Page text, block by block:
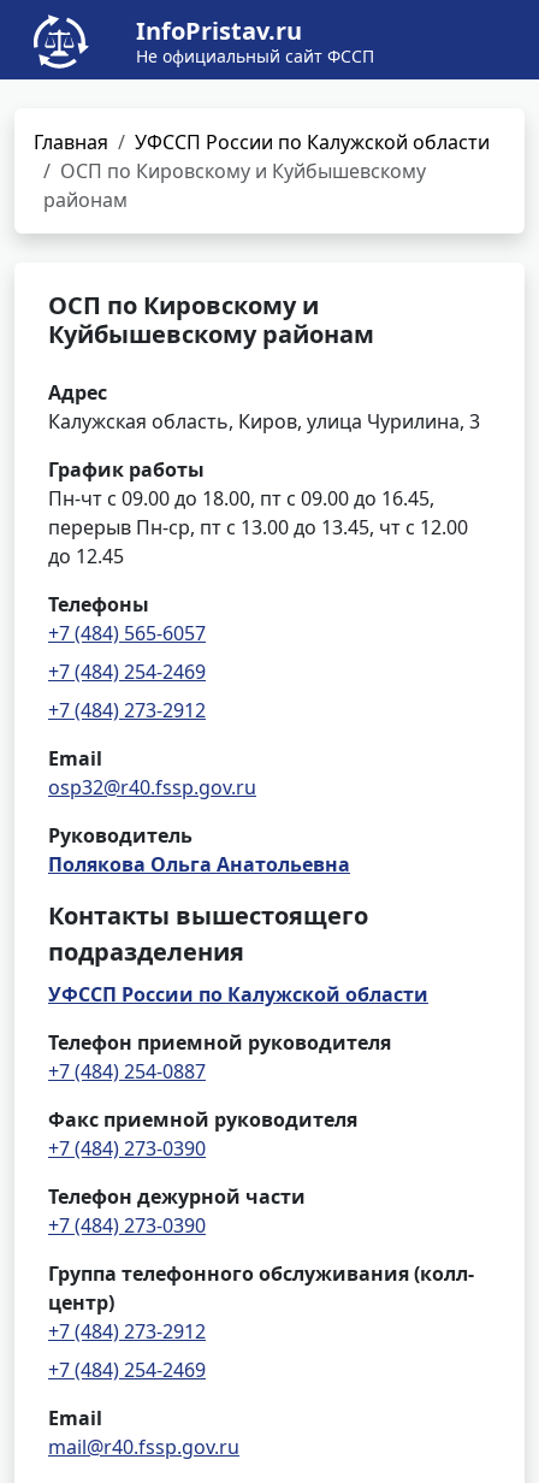
InfoPristav.ru
Не официальный сайт ФССП
Главная
УФССП России по Калужской области
ОСП по Кировскому и Куйбышевскому
районам
ОСП по Кировскому и
Куйбышевскому районам
Адрес
Калужская область, Киров, улица Чурилина, 3
График работы
Пн-чт с 09.00 до 18.00, пт с 09.00 до 16.45,
перерыв Пн-ср, пт с 13.00 до 13.45, чт с 12.00
до 12.45
Телефоны
+7 (484) 565-6057
+7 (484) 254-2469
+7 (484) 273-2912
Email
osp32@r40.fssp.gov.ru
Руководитель
Полякова Ольга Анатольевна
Контакты вышестоящего
подразделения
УФССП России по Калужской области
Телефон приемной руководителя
+7 (484) 254-0887
Факс приемной руководителя
+7 (484) 273-0390
Телефон дежурной части
+7 (484) 273-0390
Группа телефонного обслуживания (колл-
центр)
+7 (484) 273-2912
+7 (484) 254-2469
Email
mail@r40.fssp.gov.ru